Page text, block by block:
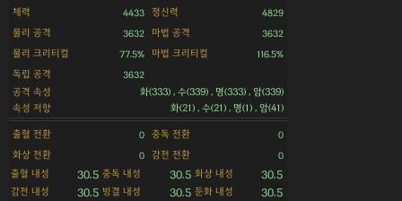
체력 4433 정신력 4829
물리 공격 3632 마법 공격 3632
물리 크리티컬 77.5% 마법 크리티컬 116.5%
독립 공격 3632
공격 속성
화(333) , 수(339) , 명(333) , 암(339)
속성 저항
화(21) , 수(21) , 명(1) , 암(41)
출혈 전환 0 중독 전환 0
화상 전환 0 감전 전환 0
출혈 내성 30.5 중독 내성 30.5 화상 내성 30.5
감전 내성 30.5 빙결 내성 30.5 둔화 내성 30.5